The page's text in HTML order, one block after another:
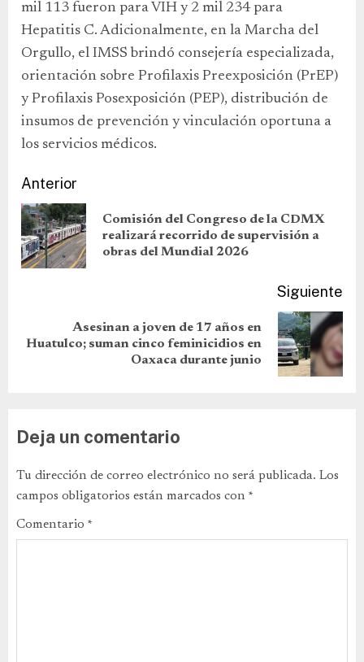
mil 113 fueron para VIH y 2 mil 234 para
Hepatitis C. Adicionalmente, en la Marcha del
Orgullo, el IMSS brindó consejería especializada,
orientación sobre Profilaxis Preexposición (PrEP)
y Profilaxis Posexposición (PEP), distribución de
insumos de prevención y vinculación oportuna a
los servicios médicos.
Anterior
Comisión del Congreso de la CDMX
realizará recorrido de supervisión a
obras del Mundial 2026
Siguiente
Asesinan a joven de 17 años en
Huatulco; suman cinco feminicidios en
Oaxaca durante junio
Deja un comentario
Tu dirección de correo electrónico no será publicada. Los
campos obligatorios están marcados con *
Comentario *